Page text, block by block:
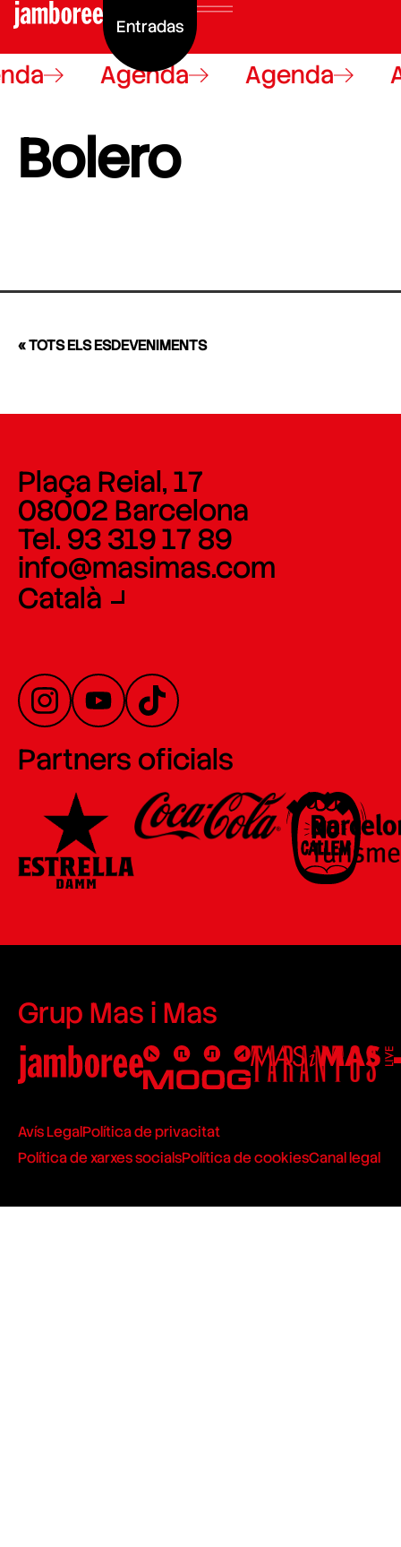
Entradas
Agenda Agenda
Bolero
« TOTS ELS ESDEVENIMENTS
Plaça Reial, 17
08002 Barcelona
Tel. 93 319 17 89
info@masimas.com
Català
Partners oficials
Grup Mas i Mas
Avís LegalPolítica de privacitat
Política de xarxes socialsPolítica de cookiesCanal legal